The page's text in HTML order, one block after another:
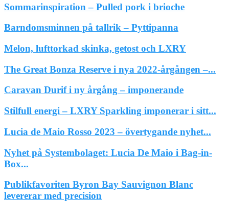
Sommarinspiration – Pulled pork i brioche
Barndomsminnen på tallrik – Pyttipanna
Melon, lufttorkad skinka, getost och LXRY
The Great Bonza Reserve i nya 2022-årgången –...
Caravan Durif i ny årgång – imponerande
Stilfull energi – LXRY Sparkling imponerar i sitt...
Lucia de Maio Rosso 2023 – övertygande nyhet...
Nyhet på Systembolaget: Lucia De Maio i Bag-in-
Box...
Publikfavoriten Byron Bay Sauvignon Blanc
levererar med precision